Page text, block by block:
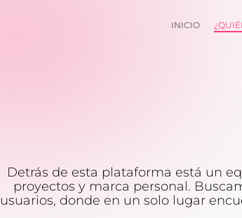
INICIO
Detrás de esta plataforma está un
proyectos y marca personal.
usuarios, donde en un solo lugar